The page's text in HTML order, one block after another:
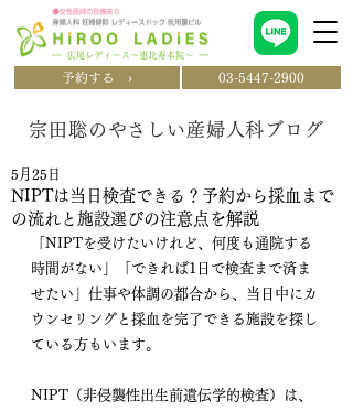
予約する › 03-5447-2900
宗田聡のやさしい産婦人科ブログ
NIPTは当日検査できる？予約から採血まで
の流れと施設選びの注意点を解説
5月25日
「NIPTを受けたいけれど、何度も通院する
時間がない」「できれば1日で検査まで済ま
せたい」仕事や体調の都合から、当日中にカ
ウンセリングと採血を完了できる施設を探し
ている方もいます。
NIPT（非侵襲性出生前遺伝学的検査）は、